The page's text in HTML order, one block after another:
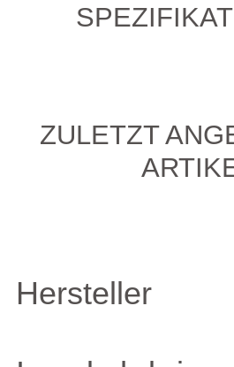
ZULETZT
Hersteller